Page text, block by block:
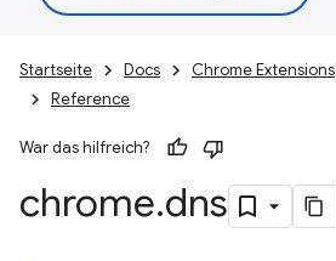
Startseite Docs Chrome Extensions
Reference
War das hilfreich?
chrome.dns